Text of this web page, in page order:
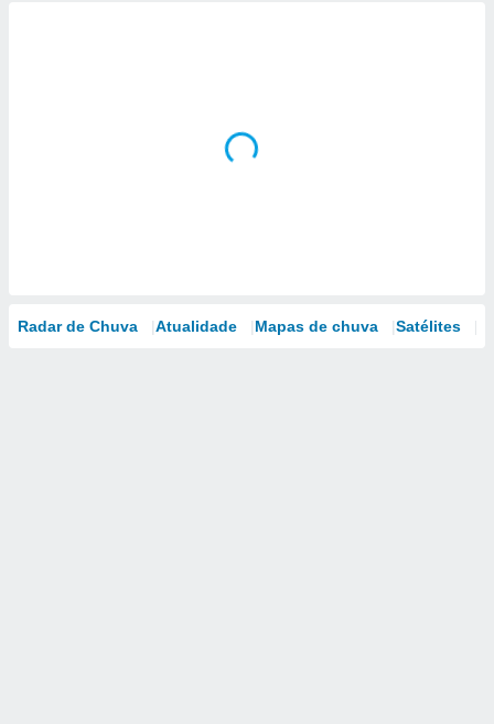
Radar de Chuva Atualidade Mapas de chuva Satélites